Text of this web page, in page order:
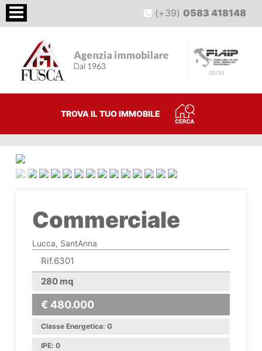
(+39)0583 418148
TROVA IL TUO IMMOBILE
Commerciale
Lucca, SantAnna
Rif.6301
280 mq
€ 480.000
Classe Energetica: G
IPE: 0